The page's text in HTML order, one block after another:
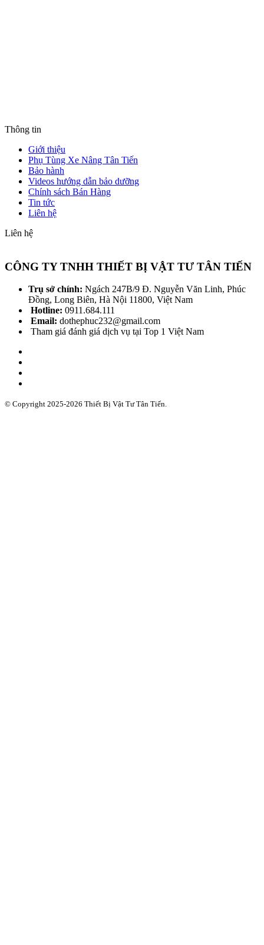
Thông tin
Giới thiệu
Phụ Tùng Xe Nâng Tân Tiến
Bảo hành
Videos hướng dẫn bảo dưỡng
Chính sách Bán Hàng
Tin tức
Liên hệ
Liên hệ
CÔNG TY TNHH THIẾT BỊ VẬT TƯ TÂN TIẾN
Trụ sở chính: Ngách 247B/9 Đ. Nguyễn Văn Linh, Phúc
Đồng, Long Biên, Hà Nội 11800, Việt Nam
Hotline: 0911.684.111
Email: dothephuc232@gmail.com
Tham giá đánh giá dịch vụ tại Top 1 Việt Nam
© Copyright 2025-2026 Thiết Bị Vật Tư Tân Tiến.